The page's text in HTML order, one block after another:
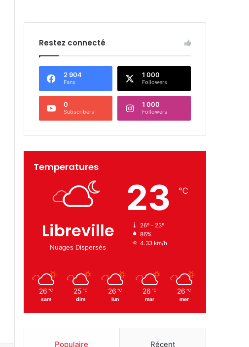
Restez connecté
2 904
Fans
1 000
Followers
0
Subscribers
1 000
Followers
Temperatures
Libreville
Nuages Dispersés
23 ℃
26º - 23º
86%
4.33 km/h
26 ℃
sam
25 ℃
dim
26 ℃
lun
26 ℃
mar
26 ℃
mer
Populaire Récent